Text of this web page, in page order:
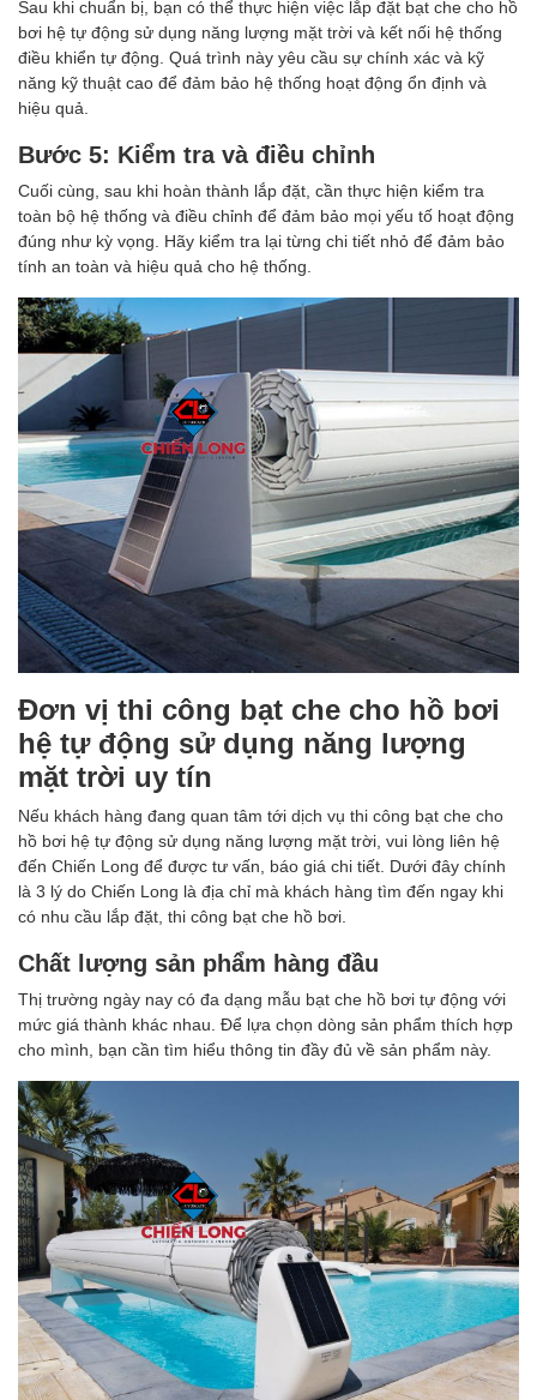
Sau khi chuẩn bị, bạn có thể thực hiện việc lắp đặt bạt che cho hồ
bơi hệ tự động sử dụng năng lượng mặt trời và kết nối hệ thống
điều khiển tự động. Quá trình này yêu cầu sự chính xác và kỹ
năng kỹ thuật cao để đảm bảo hệ thống hoạt động ổn định và
hiệu quả.
Bước 5: Kiểm tra và điều chỉnh
Cuối cùng, sau khi hoàn thành lắp đặt, cần thực hiện kiểm tra
toàn bộ hệ thống và điều chỉnh để đảm bảo mọi yếu tố hoạt động
đúng như kỳ vọng. Hãy kiểm tra lại từng chi tiết nhỏ để đảm bảo
tính an toàn và hiệu quả cho hệ thống.
Đơn vị thi công bạt che cho hồ bơi
hệ tự động sử dụng năng lượng
mặt trời uy tín
Nếu khách hàng đang quan tâm tới dịch vụ thi công bạt che cho
hồ bơi hệ tự động sử dụng năng lượng mặt trời, vui lòng liên hệ
đến Chiến Long để được tư vấn, báo giá chi tiết. Dưới đây chính
là 3 lý do Chiến Long là địa chỉ mà khách hàng tìm đến ngay khi
có nhu cầu lắp đặt, thi công bạt che hồ bơi.
Chất lượng sản phẩm hàng đầu
Thị trường ngày nay có đa dạng mẫu bạt che hồ bơi tự động với
mức giá thành khác nhau. Để lựa chọn dòng sản phẩm thích hợp
cho mình, bạn cần tìm hiểu thông tin đầy đủ về sản phẩm này.